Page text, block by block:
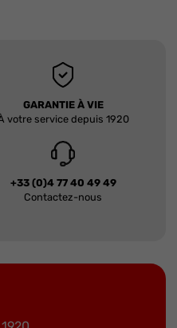
GARANTIE À VIE
votre service depuis 1920
+33 (0)4 77 40 49 49
Contactez-nous